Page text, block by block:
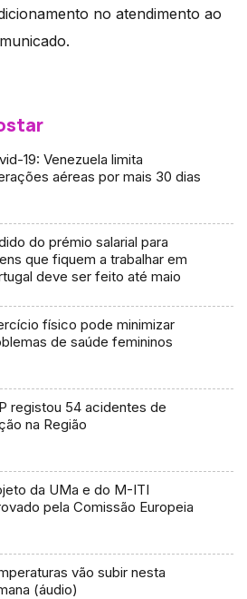
no atendimento ao
19: Venezuela limita
aéreas por mais 30 dias
do prémio salarial para
que fiquem a trabalhar em
deve ser feito até maio
físico pode minimizar
de saúde femininos
registou 54 acidentes de
na Região
da UMa e do M-ITI
pela Comissão Europeia
vão subir nesta
(áudio)